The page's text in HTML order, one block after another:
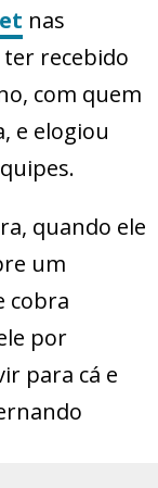
nas
ter recebido
com quem
e elogiou
quando ele
um
cobra
por
para cá e